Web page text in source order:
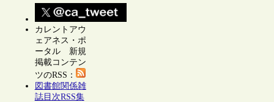
カレントアウ
ェアネス・ポ
ータル 新規
掲載コンテン
ツのRSS：
図書館関係雑
誌目次RSS集